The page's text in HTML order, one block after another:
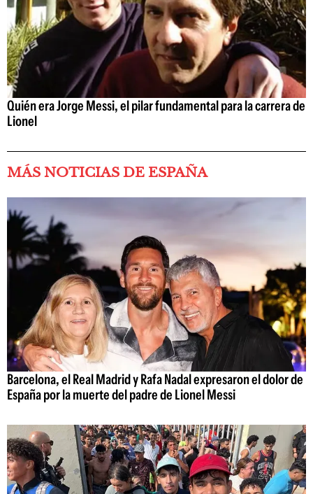
Quién era Jorge Messi, el pilar fundamental para la carrera de
Lionel
MÁS NOTICIAS DE ESPAÑA
Barcelona, el Real Madrid y Rafa Nadal expresaron el dolor de
España por la muerte del padre de Lionel Messi